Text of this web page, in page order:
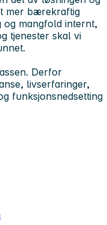
mer bærekraftig
og mangfold internt,
tjenester skal vi
Derfor
livserfaringer,
funksjonsnedsetting